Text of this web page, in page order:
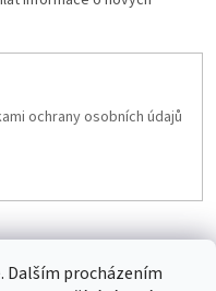
Dalším procházením
ochrany osobních údajů